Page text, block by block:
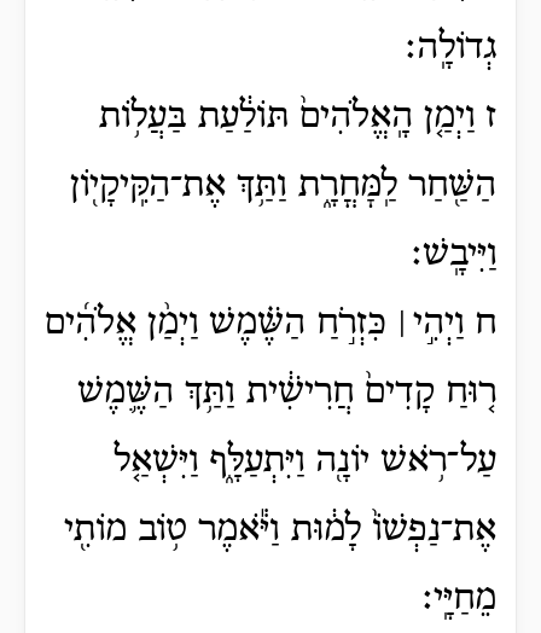
גְדוֹלָֽה׃
ז וַיְמַ֤ן הָֽאֱלֹהִים֙ תּוֹלַ֔עַת בַּעֲל֥וֹת
הַשַּׁ֖חַר לַֽמׇּחֳרָ֑ת וַתַּ֥ךְ אֶת־הַקִּֽיקָי֖וֹן
וַיִּיבָֽשׁ׃
ח וַיְהִ֣י ׀ כִּזְרֹ֣חַ הַשֶּׁ֗מֶשׁ וַיְמַ֨ן אֱלֹהִ֜ים
ר֤וּחַ קָדִים֙ חֲרִישִׁ֔ית וַתַּ֥ךְ הַשֶּׁ֛מֶשׁ
עַל־רֹ֥אשׁ יוֹנָ֖ה וַיִּתְעַלָּ֑ף וַיִּשְׁאַ֤ל
אֶת־נַפְשׁוֹ֙ לָמ֔וּת וַיֹּ֕אמֶר ט֥וֹב מוֹתִ֖י
מֵחַיָּֽי׃